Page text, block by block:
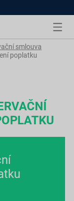
smlouva
poplatku